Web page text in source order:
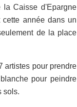
la Caisse d'Epargne
année dans un
de la place
artistes pour prendre
pour peindre
sols.